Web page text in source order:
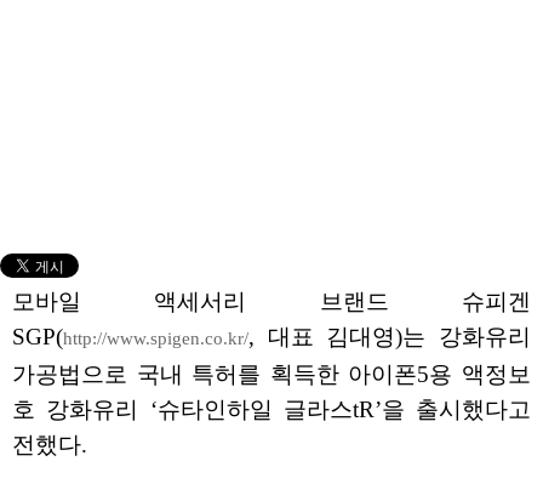
모바일 액세서리 브랜드 슈피겐
SGP(http://www.spigen.co.kr/, 대표 김대영)는 강화유리
가공법으로 국내 특허를 획득한 아이폰5용 액정보
호 강화유리 ‘슈타인하일 글라스tR’을 출시했다고
전했다.